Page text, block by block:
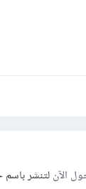
الآنلتنشر